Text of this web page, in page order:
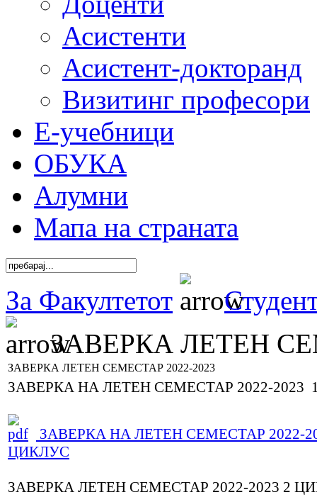
Асистенти
Асистент-докторанд
Визитинг професори
Е-учебници
ОБУКА
Алумни
Мапа на страната
За Факултетот
ЗАВЕРКА ЛЕТЕН
ЗАВЕРКА ЛЕТЕН СЕМЕСТАР 2022-2023
ЗАВЕРКА НА ЛЕТЕН СЕМЕСТАР 2022-2023
ЗАВЕРКА НА ЛЕТЕН СЕМЕСТАР 2022-
ЦИКЛУС
ЗАВЕРКА ЛЕТЕН СЕМЕСТАР 2022-2023 2